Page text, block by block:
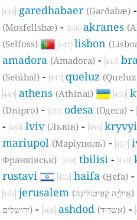
438 garedhabaer (Garðabæ)
(Mosfellsbæ) -440 akranes
(Selfoss) 442 lisbon
amadora (Amadora) -445
(Setúbal) -447 queluz
449 athens (Athínai) 450
(Dnipro) -452 odesa (Одеса) -
-454 lviv (Львів) -455
mariupol (Маріуполь) -457
Франківськ)
458 tbilisi -459
rustavi 462 haifa (H̱efa)
464 jerusalem (אֵילִיָּה קַפִּיטוֹלִינָה)
ירושלים) -466 ashdod (אשדוד) -